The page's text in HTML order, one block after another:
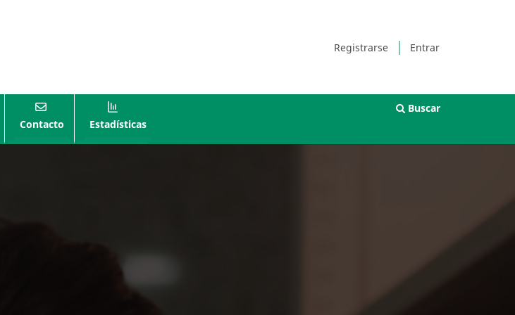
Registrarse Entrar
Contacto Estadísticas
Buscar